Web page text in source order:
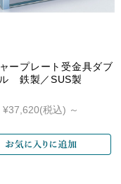
ープレート受金具ダブ
ル 鉄製／SUS製
¥37,620(税込) ～